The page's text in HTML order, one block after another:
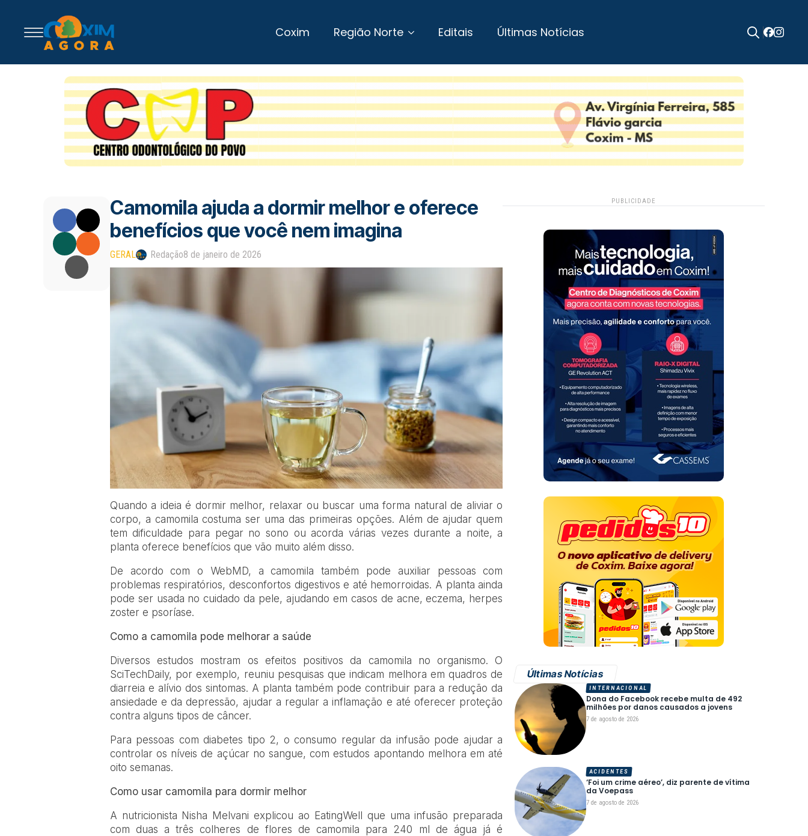
Coxim Região Norte Editais Últimas Notícias
Camomila ajuda a dormir melhor e oferece
benefícios que você nem imagina
GERAL Redação8 de janeiro de 2026
Quando a ideia é dormir melhor, relaxar ou buscar uma forma natural de aliviar o
corpo, a camomila costuma ser uma das primeiras opções. Além de ajudar quem
tem dificuldade para pegar no sono ou acorda várias vezes durante a noite, a
planta oferece benefícios que vão muito além disso.
De acordo com o WebMD, a camomila também pode auxiliar pessoas com
problemas respiratórios, desconfortos digestivos e até hemorroidas. A planta ainda
pode ser usada no cuidado da pele, ajudando em casos de acne, eczema, herpes
zoster e psoríase.
Como a camomila pode melhorar a saúde
Diversos estudos mostram os efeitos positivos da camomila no organismo. O
SciTechDaily, por exemplo, reuniu pesquisas que indicam melhora em quadros de
diarreia e alívio dos sintomas. A planta também pode contribuir para a redução da
ansiedade e da depressão, ajudar a regular a inflamação e até oferecer proteção
contra alguns tipos de câncer.
Para pessoas com diabetes tipo 2, o consumo regular da infusão pode ajudar a
controlar os níveis de açúcar no sangue, com estudos apontando melhora em até
oito semanas.
Como usar camomila para dormir melhor
A nutricionista Nisha Melvani explicou ao EatingWell que uma infusão preparada
com duas a três colheres de flores de camomila para 240 ml de água já é
PUBLICIDADE
Últimas Notícias
Dona do Facebook recebe multa de 492
milhões por danos causados a jovens
7 de agosto de 2026
INTERNACIONAL
‘Foi um crime aéreo’, diz parente de vítima
da Voepass
7 de agosto de 2026
ACIDENTES